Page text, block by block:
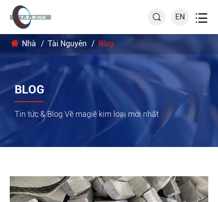
 EN 
Nhà Tài Nguyên Blog
BLOG
Tin tức & Blog Về magiê kim loại mới nhất